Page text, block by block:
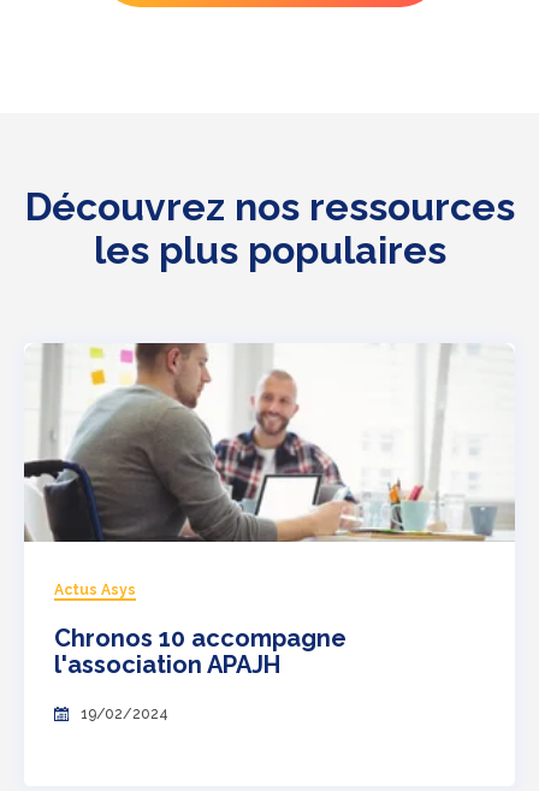
Découvrez nos ressources
les plus populaires
Actus Asys
Chronos 10 accompagne
l'association APAJH
19/02/2024